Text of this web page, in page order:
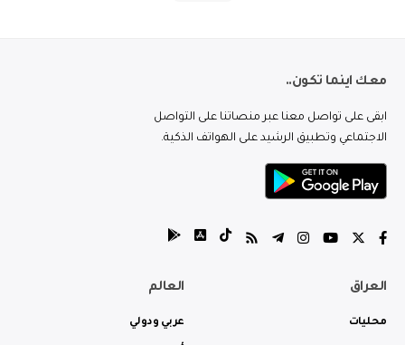
معك اينما تكون..
ابقى على تواصل معنا عبر منصاتنا على التواصل
الاجتماعي وتطبيق الرشيد على الهواتف الذكية.
العراق
محليات
العالم
عربي ودولي